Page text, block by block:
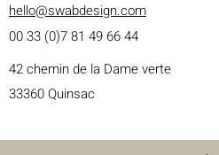
hello@swabdesign.com
00 33 (0)7 81 49 66 44
42 chemin de la Dame verte
33360 Quinsac